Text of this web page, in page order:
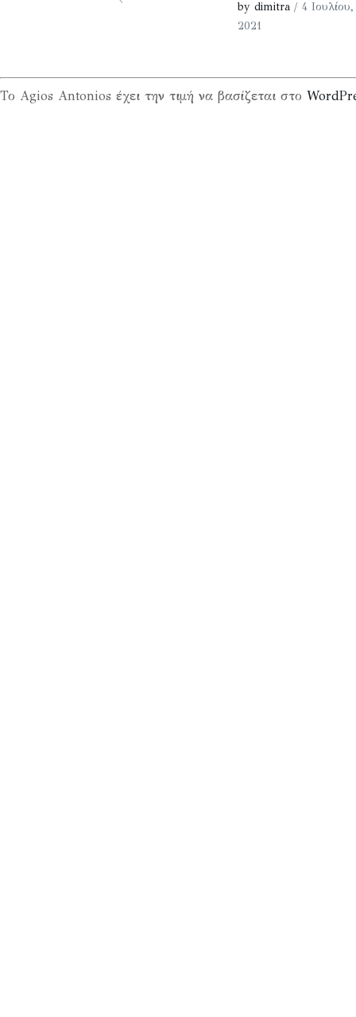
by dimitra / 4 Ιουλίου,
2021
Το Agios Antonios έχει την τιμή να βασίζεται στο